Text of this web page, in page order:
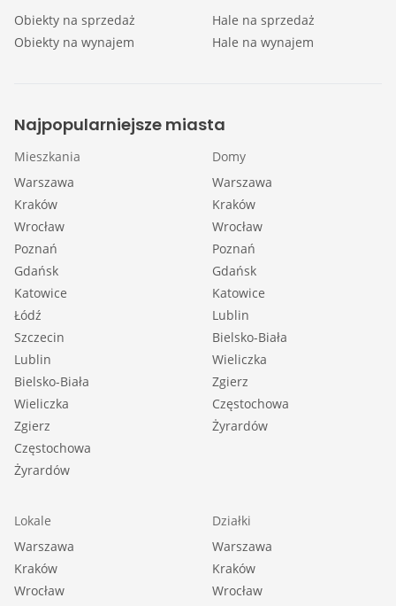
Obiekty na sprzedaż
Obiekty na wynajem
Hale na sprzedaż
Hale na wynajem
Najpopularniejsze miasta
Mieszkania
Warszawa
Kraków
Wrocław
Poznań
Gdańsk
Katowice
Łódź
Szczecin
Lublin
Bielsko-Biała
Wieliczka
Zgierz
Częstochowa
Żyrardów
Domy
Warszawa
Kraków
Wrocław
Poznań
Gdańsk
Katowice
Lublin
Bielsko-Biała
Wieliczka
Zgierz
Częstochowa
Żyrardów
Lokale
Warszawa
Kraków
Wrocław
Działki
Warszawa
Kraków
Wrocław